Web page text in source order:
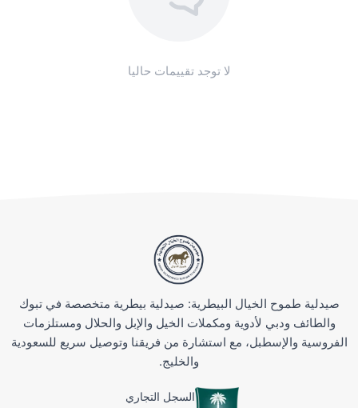
لا توجد تقييمات حاليا
صيدلية طموح الخيال البيطرية: صيدلية بيطرية متخصصة في تبوك
والطائف ودبي لأدوية ومكملات الخيل والإبل والحلال ومستلزمات
الفروسية والإسطبل، مع استشارة من فريقنا وتوصيل سريع للسعودية
والخليج.
السجل التجاري